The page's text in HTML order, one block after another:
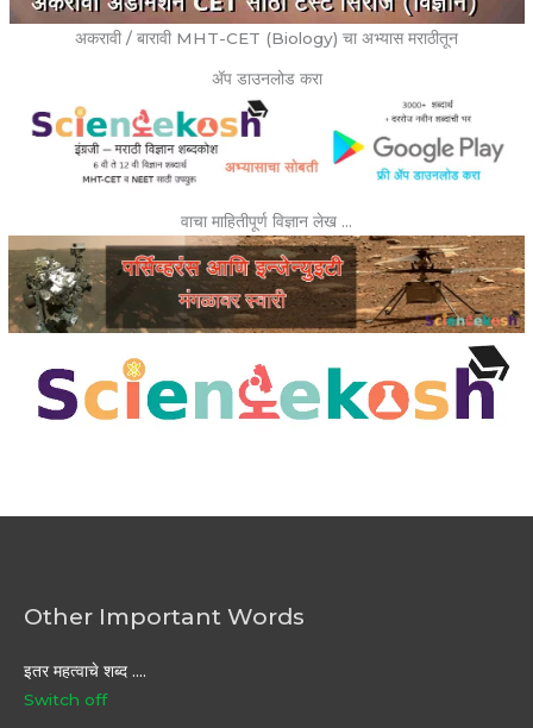
अकरावी / बारावी MHT-CET (Biology) चा अभ्यास मराठीतून
ॲप डाउनलोड करा
वाचा माहितीपूर्ण विज्ञान लेख …
Other Important Words
इतर महत्वाचे शब्द ....
Switch off